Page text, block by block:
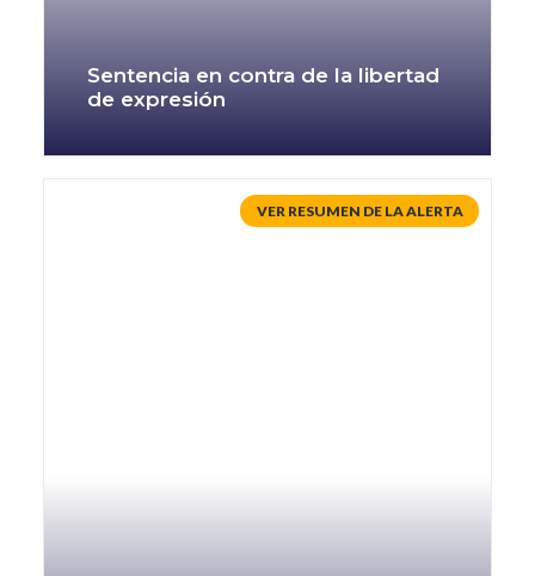
Sentencia en contra de la libertad
de expresión